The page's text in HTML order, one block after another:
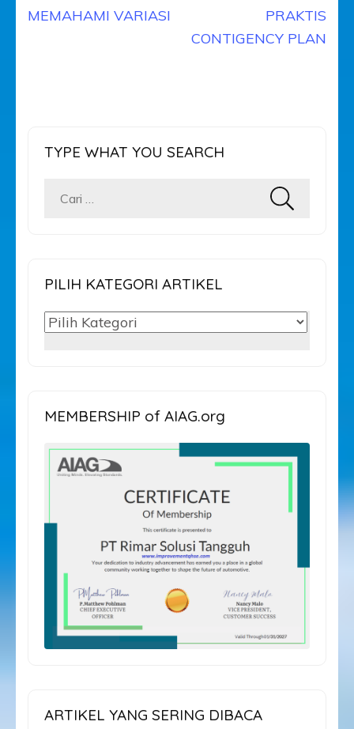
Navigasi
MEMAHAMI VARIASI
PRAKTIS
CONTIGENCY PLAN
TYPE WHAT YOU SEARCH
Cari
PILIH KATEGORI ARTIKEL
PILIH
MEMBERSHIP of AIAG.org
ARTIKEL YANG SERING DIBACA